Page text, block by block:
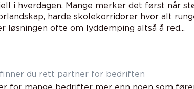
i hverdagen. Mange merker det først når
harde skolekorridorer hvor alt
løsningen ofte om lyddemping altså å red...
trondheim slik finner du rett partner for bedriften